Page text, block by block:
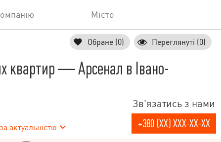
Місто
Обране (0) Переглянуті (0)
квартир — Арсенал в Івано-
за актуальністю
Зв'язатись з нами
+380 (XX) XXX-XX-XX